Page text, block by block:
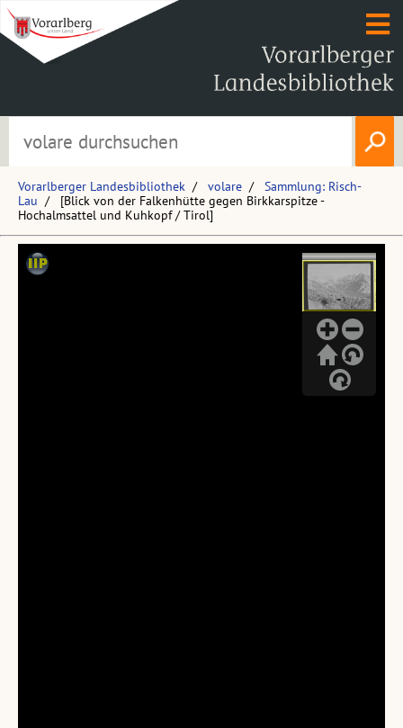
Vorarlberger Landesbibliothek volare
Sammlung: Risch-
Lau
[Blick von der Falkenhütte gegen Birkkarspitze -
Hochalmsattel und Kuhkopf / Tirol]